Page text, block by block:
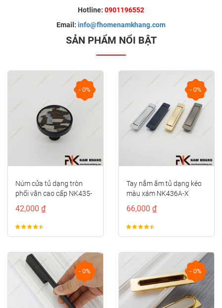
Hotline: 0901196552
Email: info@fhomenamkhang.com
SẢN PHẨM NỔI BẬT
- 0%
Tay nắm âm tủ dạng kéo
màu xám NK436A-X
66,000 ₫
- 0%
- 0%
Núm cửa tủ hình cầu phối
vân đá NK328
96,000 ₫
- 0%